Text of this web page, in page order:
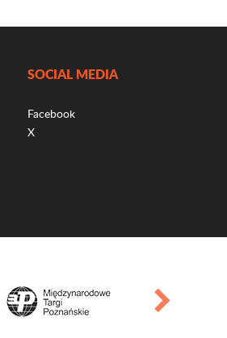
SOCIAL MEDIA
Facebook
X